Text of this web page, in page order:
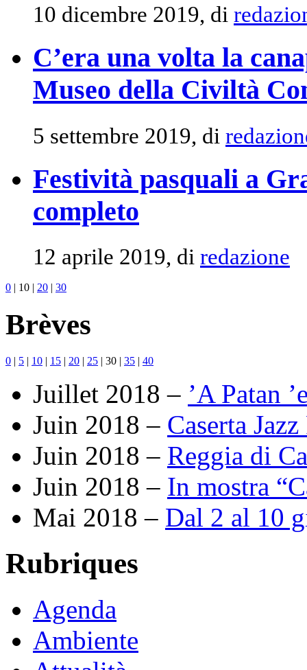
10 dicembre 2019, di
C’era una volta la
Museo della Civiltà
5 settembre 2019, di
Festività pasquali a
completo
12 aprile 2019, di redazione
0 | 10 | 20 | 30
Brèves
0 | 5 | 10 | 15 | 20 | 25 | 30 | 35 | 40
Juillet 2018 – ’A Patan
Juin 2018 – Caserta
Juin 2018 – Reggia di
Juin 2018 – In mostra
Mai 2018 – Dal 2 al 10
Rubriques
Agenda
Ambiente